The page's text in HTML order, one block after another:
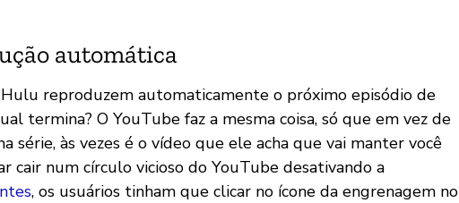
automática
reproduzem automaticamente o próximo episódio de
termina? O YouTube faz a mesma coisa, só que em vez de
série, às vezes é o vídeo que ele acha que vai manter você
cair num círculo vicioso do YouTube desativando a
, os usuários tinham que clicar no ícone da engrenagem no